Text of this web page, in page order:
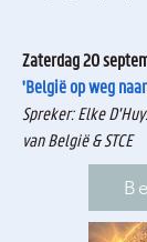
Zaterdag 20
'België op weg
Spreker: Elke
van België & STCE